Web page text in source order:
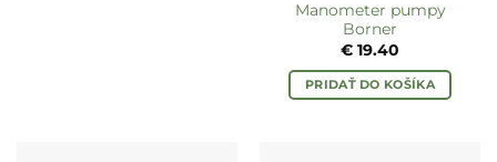
Manometer pumpy
Borner
€ 19.40
PRIDAŤ DO KOŠÍKA